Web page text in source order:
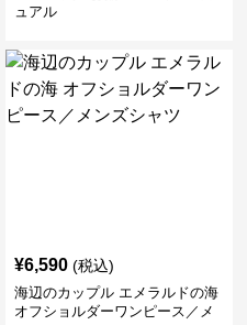
ュアル
¥6,590 (税込)
海辺のカップル エメラルドの海
オフショルダーワンピース／メ